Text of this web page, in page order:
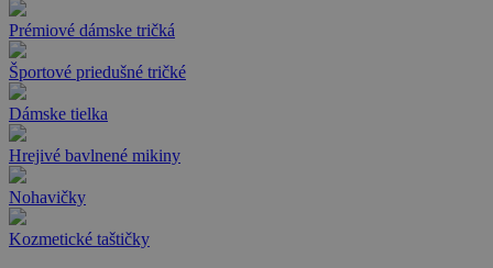
Prémiové dámske tričká
Športové priedušné tričké
Dámske tielka
Hrejivé bavlnené mikiny
Nohavičky
Kozmetické taštičky